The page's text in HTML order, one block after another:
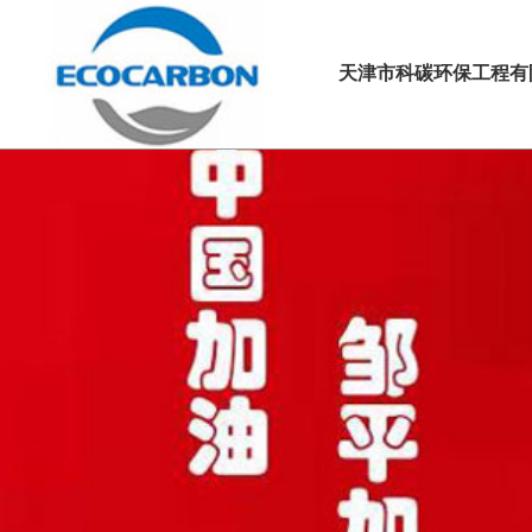
天津市科碳环保工程